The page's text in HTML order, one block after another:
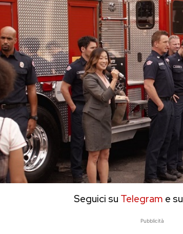
Seguici su Telegram e su
Pubblicità